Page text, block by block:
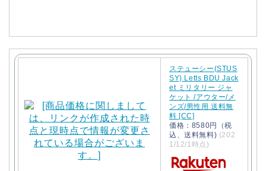
ステューシー(STUS
SY) Letts BDU Jack
et ミリタリー ジャ
ケット /アウター/メ
ンズ/男性用 送料無
料 [CC]
価格：8580円（税
込、送料無料) (202
1/12/1時点)